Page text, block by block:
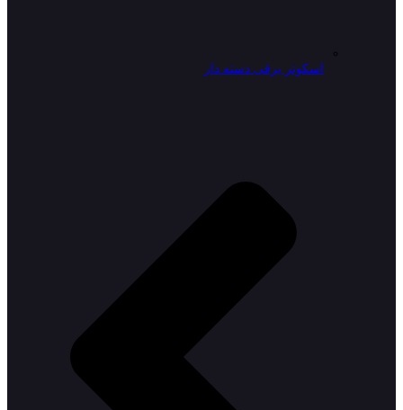
اسکوتر برقی دسته دار